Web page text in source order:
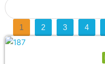
1 2 3 4